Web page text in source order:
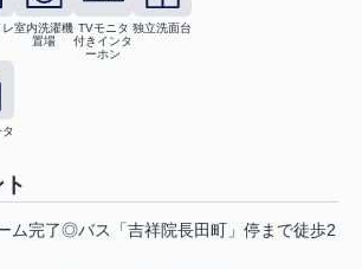
室内洗濯機
置場
TVモニタ
付きインタ
ーホン
独立洗面台
ム完了◎バス「吉祥院長田町」停まで徒歩2